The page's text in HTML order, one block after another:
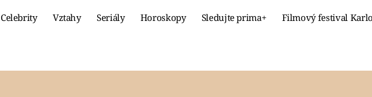
Celebrity Vztahy Seriály Horoskopy Sledujte prima+ Filmový festival